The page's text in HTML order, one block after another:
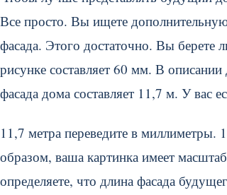
Все просто. Вы ищете
фасада. Этого достаточно. Вы берете
рисунке составляет 60 мм. В
фасада дома составляет 11,7 м. У вас
11,7 метра переведите в
образом, ваша картинка имеет
определяете, что длина фасада